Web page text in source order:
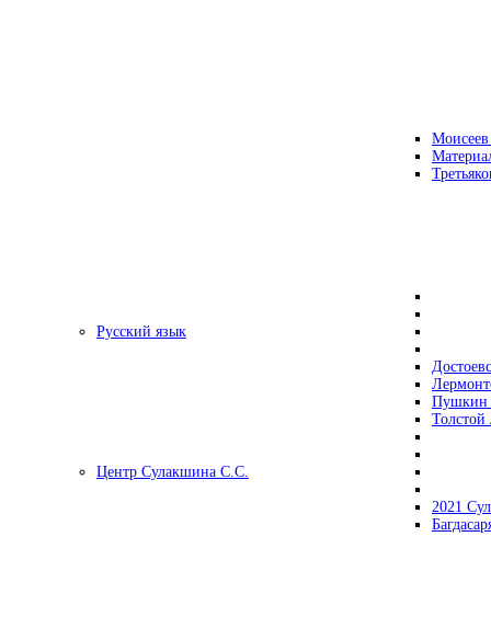
Русский язык
Центр Сулакшина С.С.
2021